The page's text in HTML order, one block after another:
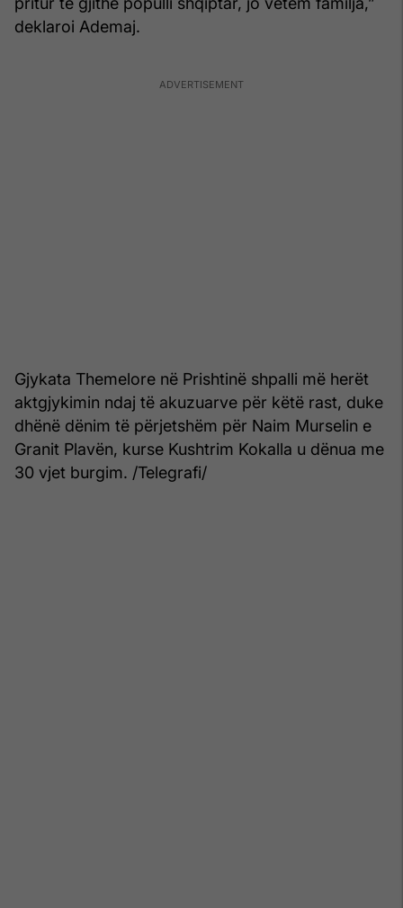
deklaroi Ademaj.
Gjykata Themelore në Prishtinë shpalli më herët
aktgjykimin ndaj të akuzuarve për këtë rast, duke
dhënë dënim të përjetshëm për Naim Murselin e
Granit Plavën, kurse Kushtrim Kokalla u dënua me
30 vjet burgim. /Telegrafi/